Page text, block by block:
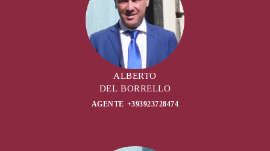
ALBERTO
DEL BORRELLO
AGENTE +393923728474